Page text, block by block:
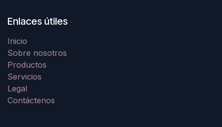
Enlaces útiles
Inicio
Sobre nosotros
Productos
Servicios
Legal
Contáctenos